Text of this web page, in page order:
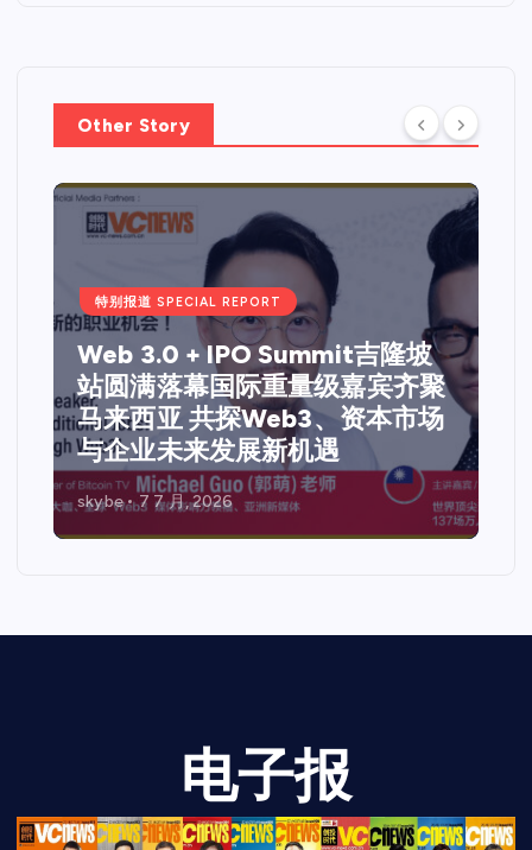
Other Story
广告 ADVERTISING
Web 3 + IPO 峰会 5.0 @ 吉隆坡
马来西亚站 2006 一场超级演的
说 x Web 3.0 x IPO 资本机遇的
跨界盛会
skybe 7 7 月, 2026
电子报